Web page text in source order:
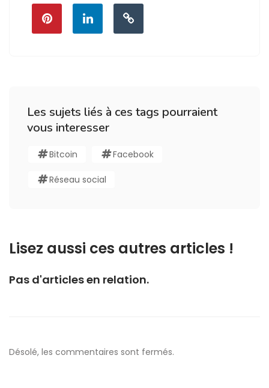
Les sujets liés à ces tags pourraient
vous interesser
Bitcoin Facebook
Réseau social
Lisez aussi ces autres articles !
Pas d'articles en relation.
Désolé, les commentaires sont fermés.